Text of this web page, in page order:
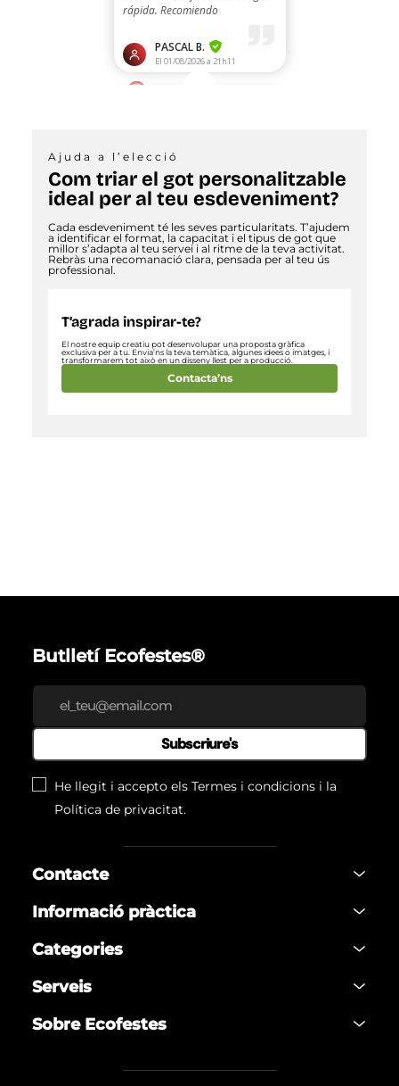
Ajuda a l’elecció
Com triar el got personalitzable
ideal per al teu esdeveniment?
Cada esdeveniment té les seves particularitats. T’ajudem
a identificar el format, la capacitat i el tipus de got que
millor s’adapta al teu servei i al ritme de la teva activitat.
Rebràs una recomanació clara, pensada per al teu ús
professional.
T’agrada inspirar-te?
El nostre equip creatiu pot desenvolupar una proposta gràfica
exclusiva per a tu. Envia’ns la teva temàtica, algunes idees o imatges, i
transformarem tot això en un disseny llest per a producció.
Contacta’ns
Butlletí Ecofestes®
Subscriure's
He llegit i accepto els Termes i condicions i la
Política de privacitat.
Contacte
Informació pràctica
Categories
Serveis
Sobre Ecofestes